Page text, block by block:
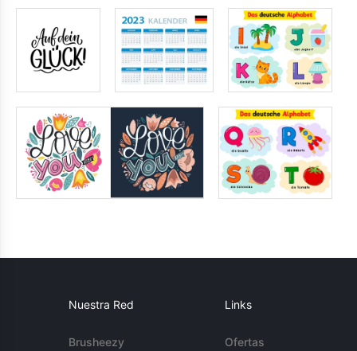
Nuestra Red
Brusheezy
Links
Ofertas